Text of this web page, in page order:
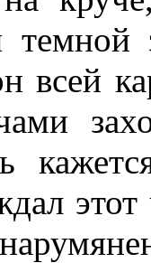
темной
всей